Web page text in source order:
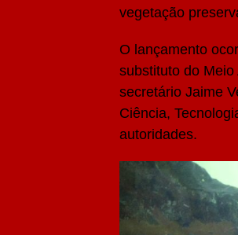
vegetação
O lançamento
substituto do
secretário Jaime
Ciência,
autoridades.